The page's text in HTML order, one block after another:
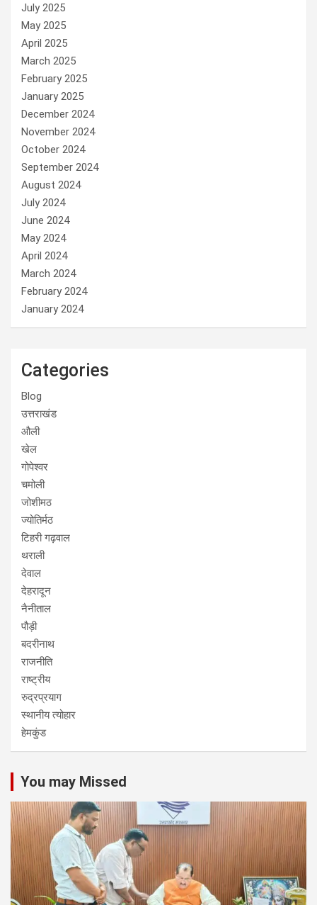
July 2025
May 2025
April 2025
March 2025
February 2025
January 2025
December 2024
November 2024
October 2024
September 2024
August 2024
July 2024
June 2024
May 2024
April 2024
March 2024
February 2024
January 2024
Categories
Blog
उत्तराखंड
औली
खेल
गोपेश्वर
चमोली
जोशीमठ
ज्योतिर्मठ
टिहरी गढ़वाल
थराली
देवाल
देहरादून
नैनीताल
पौड़ी
बदरीनाथ
राजनीति
राष्ट्रीय
रुद्रप्रयाग
स्थानीय त्योहार
हेमकुंड
You may Missed